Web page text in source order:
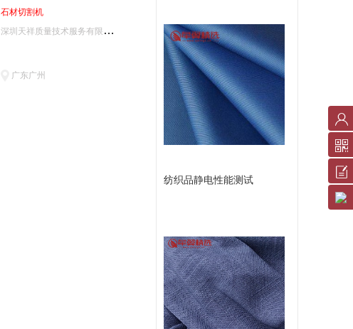
户
石材切割机
深
圳天祥质量技术服务有限公司广州分公司
广东广州
纺织品静电性能测试